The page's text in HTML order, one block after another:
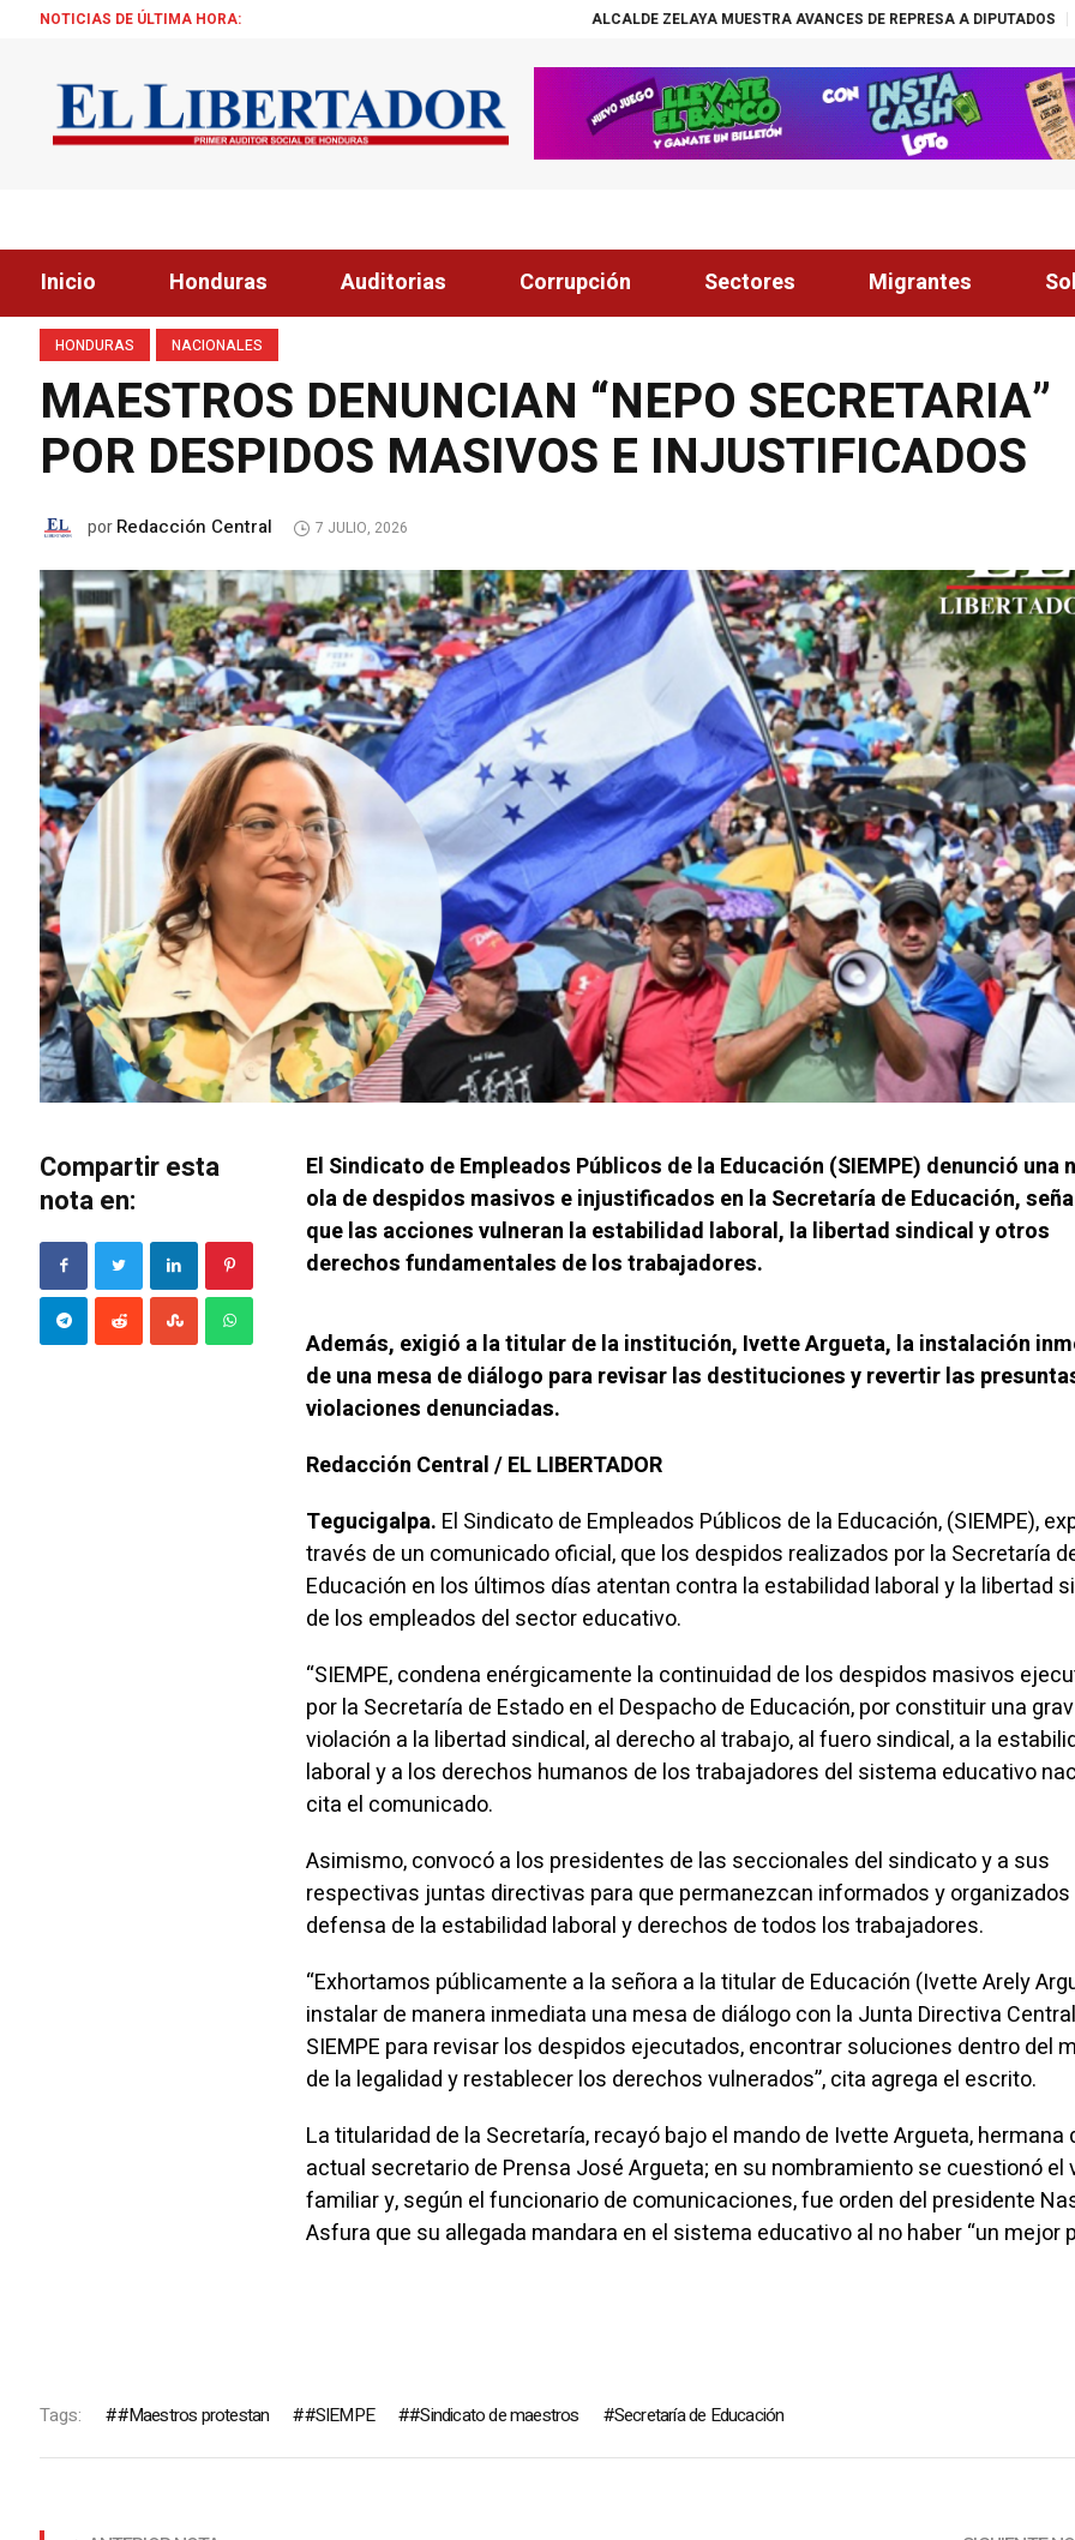
NOTICIAS DE ÚLTIMA HORA: ALCALDE ZELAYA MUESTRA AVANCES DE REPRESA A DIPUTADOS ¡ÉXITO! BECAS
Inicio Honduras Auditorias Corrupción Sectores Migrantes
HONDURAS NACIONALES
MAESTROS DENUNCIAN “NEPO SECRETARIA”
POR DESPIDOS MASIVOS E INJUSTIFICADOS
porRedacción Central 7 JULIO, 2026
Compartir esta
nota en:
El Sindicato de Empleados Públicos de la Educación (SIEMPE) denunció una
ola de despidos masivos e injustificados en la Secretaría de Educación,
que las acciones vulneran la estabilidad laboral, la libertad sindical y otros
derechos fundamentales de los trabajadores.
Además, exigió a la titular de la institución, Ivette Argueta, la instalación
de una mesa de diálogo para revisar las destituciones y revertir las
violaciones denunciadas.
Redacción Central / EL LIBERTADOR
Tegucigalpa. El Sindicato de Empleados Públicos de la Educación, (SIEMPE),
través de un comunicado oficial, que los despidos realizados por la Secretaría
Educación en los últimos días atentan contra la estabilidad laboral y la libertad
de los empleados del sector educativo.
“SIEMPE, condena enérgicamente la continuidad de los despidos masivos
por la Secretaría de Estado en el Despacho de Educación, por constituir una
violación a la libertad sindical, al derecho al trabajo, al fuero sindical, a la
laboral y a los derechos humanos de los trabajadores del sistema educativo
cita el comunicado.
Asimismo, convocó a los presidentes de las seccionales del sindicato y a sus
respectivas juntas directivas para que permanezcan informados y organizados
defensa de la estabilidad laboral y derechos de todos los trabajadores.
“Exhortamos públicamente a la señora a la titular de Educación (Ivette Arely
instalar de manera inmediata una mesa de diálogo con la Junta Directiva
SIEMPE para revisar los despidos ejecutados, encontrar soluciones dentro del
de la legalidad y restablecer los derechos vulnerados”, cita agrega el escrito.
La titularidad de la Secretaría, recayó bajo el mando de Ivette Argueta, hermana
actual secretario de Prensa José Argueta; en su nombramiento se cuestionó el
familiar y, según el funcionario de comunicaciones, fue orden del presidente
Asfura que su allegada mandara en el sistema educativo al no haber “un mejor
Tags: #Maestros protestan #SIEMPE #Sindicato de maestros Secretaría de Educación